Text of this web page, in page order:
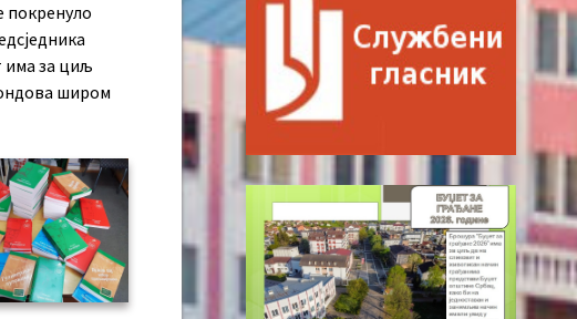
покренуло
има за циљ
широм